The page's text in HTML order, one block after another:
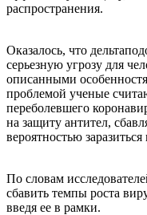
распространения.
Оказалось, что
серьезную угрозу для
описанными
проблемой ученые
переболевшего
на защиту антител,
вероятностью заразиться
По словам
сбавить темпы роста
введя ее в рамки.